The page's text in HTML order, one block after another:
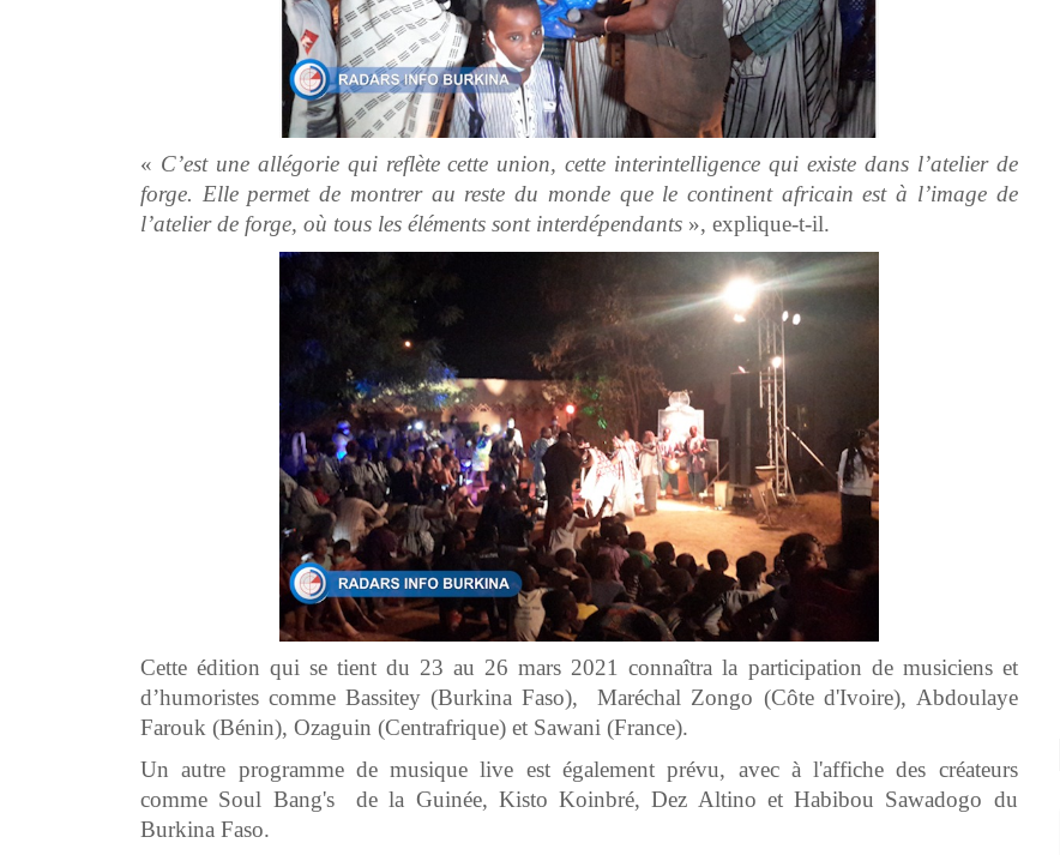
« C’est une allégorie qui reflète cette union, cette interintelligence qui existe dans l’atelier de
forge. Elle permet de montrer au reste du monde que le continent africain est à l’image de
l’atelier de forge, où tous les éléments sont interdépendants », explique-t-il.
Cette édition qui se tient du 23 au 26 mars 2021 connaîtra la participation de musiciens et
d’humoristes comme Bassitey (Burkina Faso), Maréchal Zongo (Côte d'Ivoire), Abdoulaye
Farouk (Bénin), Ozaguin (Centrafrique) et Sawani (France).
Un autre programme de musique live est également prévu, avec à l'affiche des créateurs
comme Soul Bang's de la Guinée, Kisto Koinbré, Dez Altino et Habibou Sawadogo du
Burkina Faso.